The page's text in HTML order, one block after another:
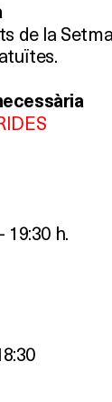
de la
19:30 h.